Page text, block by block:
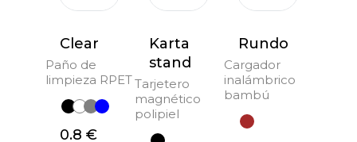
Clear
Paño de
limpieza RPET
0.8 €
Karta
stand
Tarjetero
magnético
polipiel
Rundo
Cargador
inalámbrico
bambú